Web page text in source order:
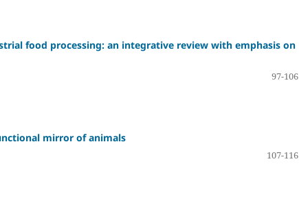
food processing: an integrative review with emphasis on
97-106
mirror of animals
107-116